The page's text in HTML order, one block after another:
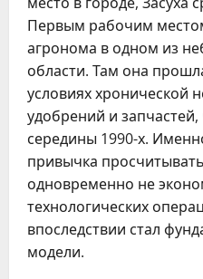
Первым рабочим
агронома в одном из
области. Там она
условиях хронической
удобрений и
середины 1990-х.
привычка
одновременно не
технологических
впоследствии стал
модели.